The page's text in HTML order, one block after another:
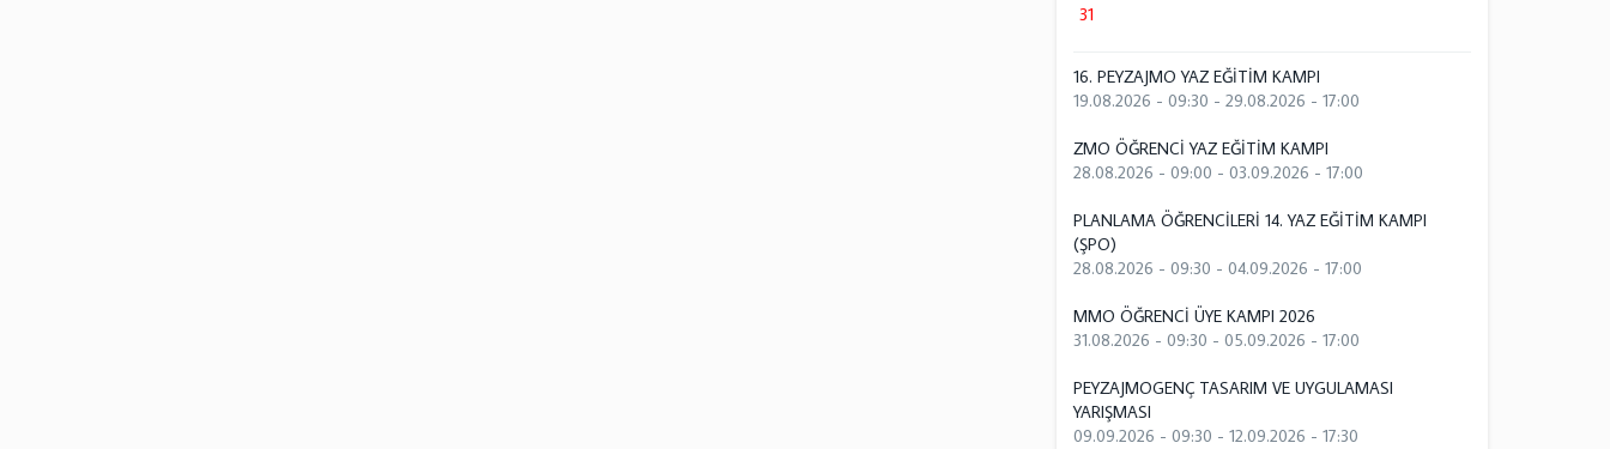
31
16. PEYZAJMO YAZ EĞİTİM KAMPI
19.08.2026 - 09:30 -29.08.2026 - 17:00
ZMO ÖĞRENCİ YAZ EĞİTİM KAMPI
28.08.2026 - 09:00 -03.09.2026 - 17:00
PLANLAMA ÖĞRENCİLERİ 14. YAZ EĞİTİM KAMPI
(ŞPO)
28.08.2026 - 09:30 -04.09.2026 - 17:00
MMO ÖĞRENCİ ÜYE KAMPI 2026
31.08.2026 - 09:30 -05.09.2026 - 17:00
PEYZAJMOGENÇ TASARIM VE UYGULAMASI
YARIŞMASI
09.09.2026 - 09:30 -12.09.2026 - 17:30